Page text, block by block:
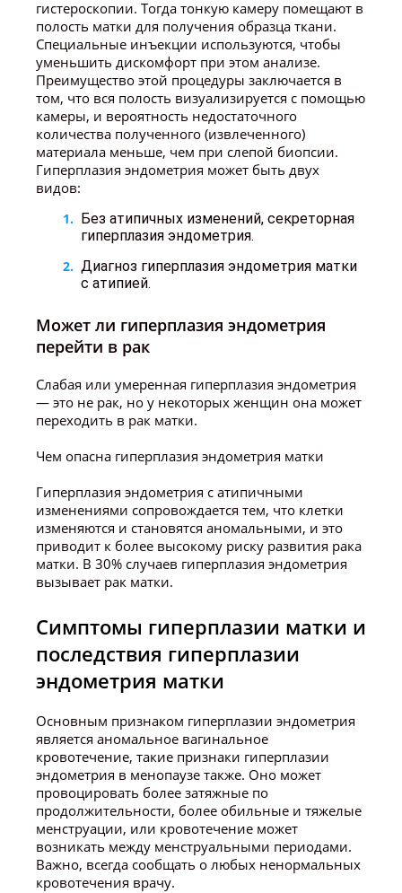
гистероскопии. Тогда тонкую камеру помещают в
полость матки для получения образца ткани.
Специальные инъекции используются, чтобы
уменьшить дискомфорт при этом анализе.
Преимущество этой процедуры заключается в
том, что вся полость визуализируется с помощью
камеры, и вероятность недостаточного
количества полученного (извлеченного)
материала меньше, чем при слепой биопсии.
Гиперплазия эндометрия может быть двух
видов:
Без атипичных изменений, секреторная
гиперплазия эндометрия.
Диагноз гиперплазия эндометрия матки
с атипией.
Может ли гиперплазия эндометрия
перейти в рак
Слабая или умеренная гиперплазия эндометрия
— это не рак, но у некоторых женщин она может
переходить в рак матки.
Чем опасна гиперплазия эндометрия матки
Гиперплазия эндометрия с атипичными
изменениями сопровождается тем, что клетки
изменяются и становятся аномальными, и это
приводит к более высокому риску развития рака
матки. В 30% случаев гиперплазия эндометрия
вызывает рак матки.
Симптомы гиперплазии матки и
последствия гиперплазии
эндометрия матки
Основным признаком гиперплазии эндометрия
является аномальное вагинальное
кровотечение, такие признаки гиперплазии
эндометрия в менопаузе также. Оно может
провоцировать более затяжные по
продолжительности, более обильные и тяжелые
менструации, или кровотечение может
возникать между менструальными периодами.
Важно, всегда сообщать о любых ненормальных
кровотечения врачу.